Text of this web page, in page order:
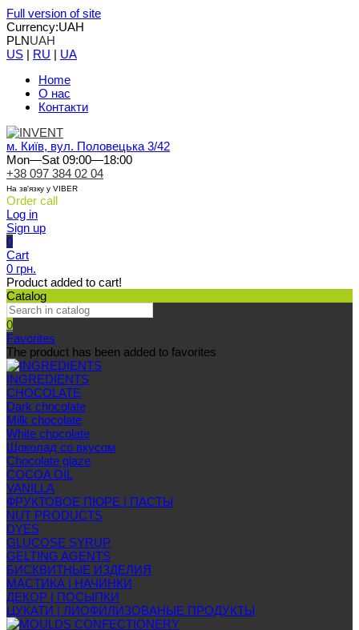
Full version of site
Currency:UAH
PLNUAH
US | RU | UA
Home
О нас
Контакти
м. Київ, вул. Половецька 3/42
Mon—Sat 09:00—18:00
+38 097 384 02 04
На зв'язку у VIBER
Order call
Log in
Sign up
0
Cart
0 грн.
Product added to cart!
Catalog
0
Favorites
The product has been added to favorites
INGREDIENTS
CHOCOLATE
Dark chocolate
Milk chocolate
White chocolate
Шоколад со вкусом
Chocolate glaze
COCOA OIL
VANILLA
ФРУКТОВОЕ ПЮРЕ | ПАСТЫ
NUT PRODUCTS
DYES
GLUCOSE SYRUP
GELTING AGENTS
БИСКВИТНЫЕ ИЗДЕЛИЯ
МАСТИКА | НАЧИНКИ
ДЕКОР | ПОСЫПКИ
ЦУКАТИ | ЛИОФИЛИЗОВАНЫЕ ПРОДУКТЫ